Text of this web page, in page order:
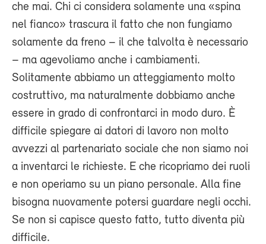
che mai. Chi ci considera solamente una «spina
nel fianco» trascura il fatto che non fungiamo
solamente da freno – il che talvolta è necessario
– ma agevoliamo anche i cambiamenti.
Solitamente abbiamo un atteggiamento molto
costruttivo, ma naturalmente dobbiamo anche
essere in grado di confrontarci in modo duro. È
difficile spiegare ai datori di lavoro non molto
avvezzi al partenariato sociale che non siamo noi
a inventarci le richieste. E che ricopriamo dei ruoli
e non operiamo su un piano personale. Alla fine
bisogna nuovamente potersi guardare negli occhi.
Se non si capisce questo fatto, tutto diventa più
difficile.